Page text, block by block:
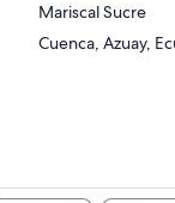
Mariscal Sucre
Cuenca, Azuay,